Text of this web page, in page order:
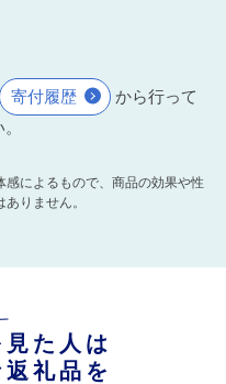
寄付履歴
から行って
によるもので、商品の効果や性
りません。
た人は
礼品を